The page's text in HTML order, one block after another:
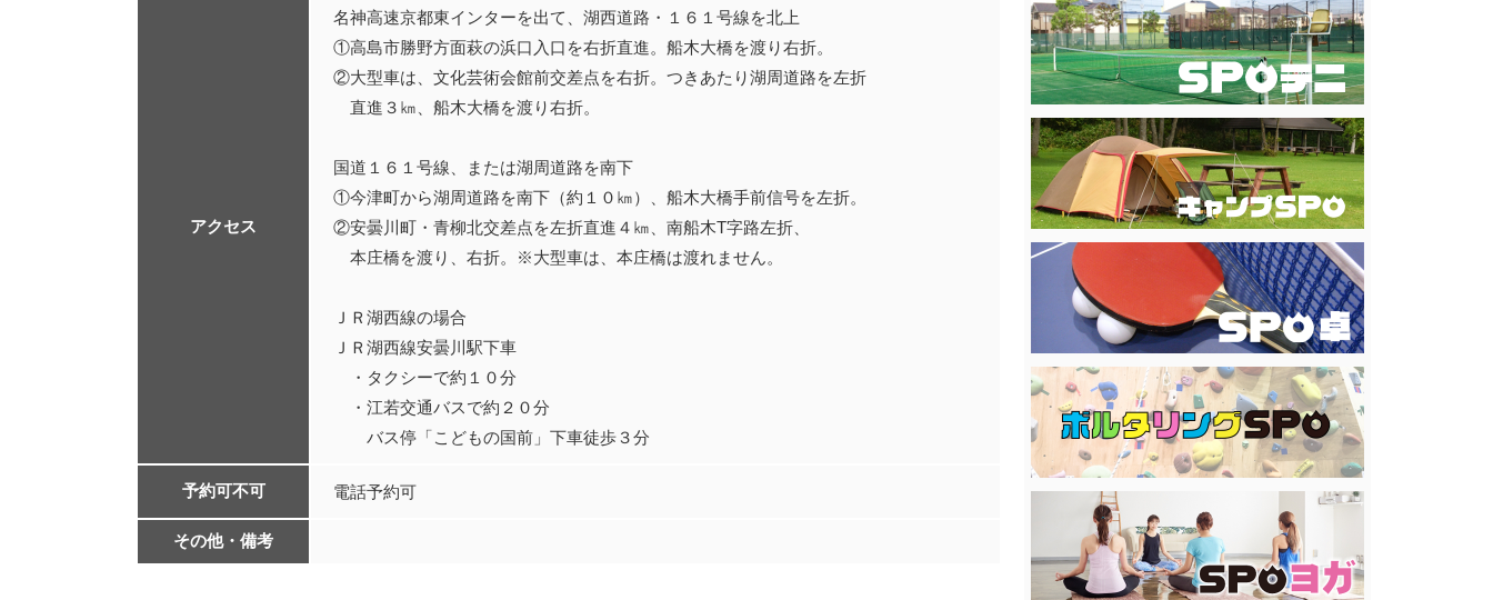
アクセス
名神高速京都東インターを出て、湖西道路・１６１号線を北上
①高島市勝野方面萩の浜口入口を右折直進。船木大橋を渡り右折。
②大型車は、文化芸術会館前交差点を右折。つきあたり湖周道路を左折
直進３㎞、船木大橋を渡り右折。
国道１６１号線、または湖周道路を南下
①今津町から湖周道路を南下（約１０㎞）、船木大橋手前信号を左折。
②安曇川町・青柳北交差点を左折直進４㎞、南船木T字路左折、
本庄橋を渡り、右折。※大型車は、本庄橋は渡れません。
ＪＲ湖西線の場合
ＪＲ湖西線安曇川駅下車
・タクシーで約１０分
・江若交通バスで約２０分
バス停「こどもの国前」下車徒歩３分
予約可不可 電話予約可
その他・備考